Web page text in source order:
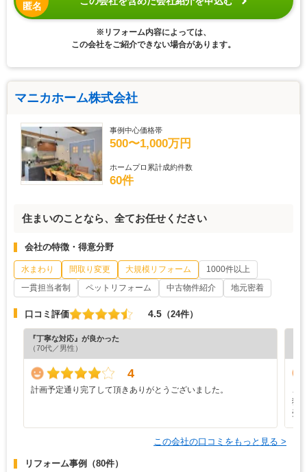
匿名
※リフォーム内容によっては、
この会社をご紹介できない場合があります。
マニカホーム株式会社
事例中心価格帯
500〜1,000万円
ホームプロ累計成約件数
60件
住まいのことなら、全てお任せください
会社の特徴・得意分野
水まわり 間取り変更 大規模リフォーム
1000件以上
一貫担当者制
ペットリフォーム 中古物件紹介 地元密着
口コミ評価 4.5 （24件）
『丁寧な対応』が良かった
（70代／男性）
4
計画予定通り完了して頂きありがとうございました。
こ
独
受
この会社の口コミをもっと見る >
リフォーム事例 （80件）